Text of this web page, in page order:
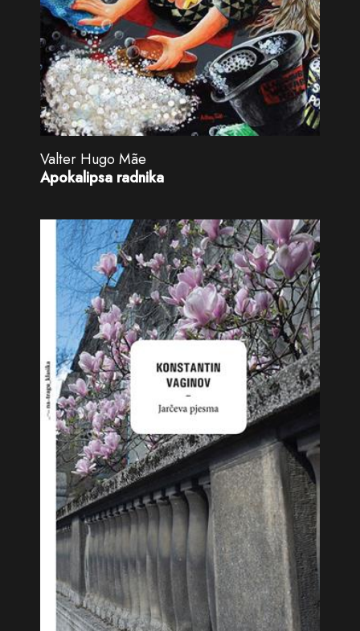
Valter Hugo Mãe
Apokalipsa radnika